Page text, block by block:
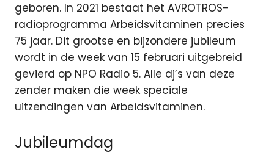
geboren. In 2021 bestaat het AVROTROS-
radioprogramma Arbeidsvitaminen precies
75 jaar. Dit grootse en bijzondere jubileum
wordt in de week van 15 februari uitgebreid
gevierd op NPO Radio 5. Alle dj’s van deze
zender maken die week speciale
uitzendingen van Arbeidsvitaminen.
Jubileumdag